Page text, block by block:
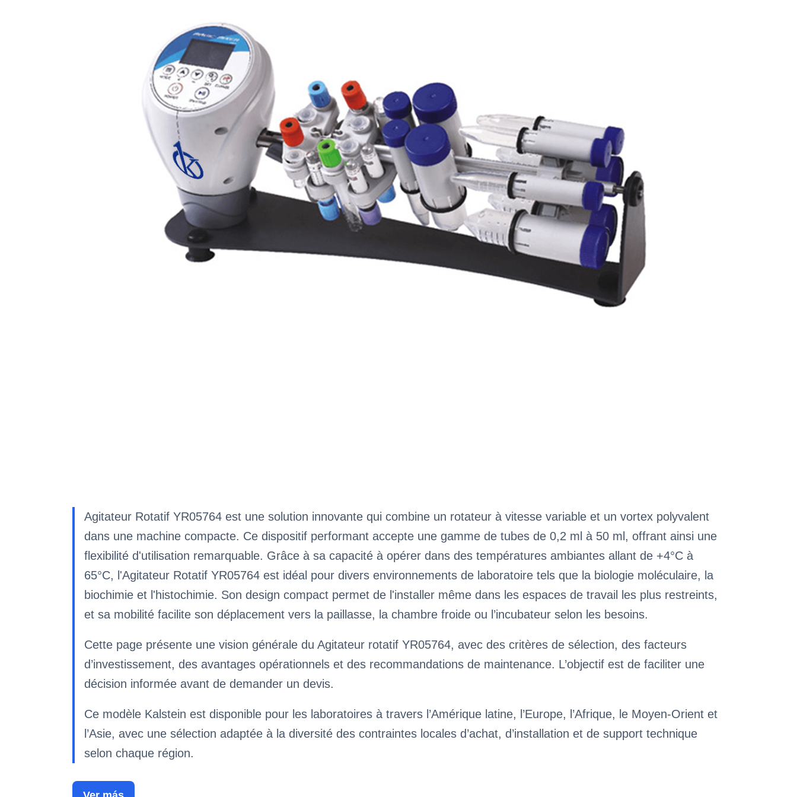
Agitateur Rotatif YR05764 est une solution innovante qui combine un rotateur à vitesse variable et un vortex polyvalent
dans une machine compacte. Ce dispositif performant accepte une gamme de tubes de 0,2 ml à 50 ml, offrant ainsi une
flexibilité d'utilisation remarquable. Grâce à sa capacité à opérer dans des températures ambiantes allant de +4°C à
65°C, l'Agitateur Rotatif YR05764 est idéal pour divers environnements de laboratoire tels que la biologie moléculaire, la
biochimie et l'histochimie. Son design compact permet de l'installer même dans les espaces de travail les plus restreints,
et sa mobilité facilite son déplacement vers la paillasse, la chambre froide ou l’incubateur selon les besoins.
Cette page présente une vision générale du Agitateur rotatif YR05764, avec des critères de sélection, des facteurs
d’investissement, des avantages opérationnels et des recommandations de maintenance. L’objectif est de faciliter une
décision informée avant de demander un devis.
Ce modèle Kalstein est disponible pour les laboratoires à travers l’Amérique latine, l’Europe, l’Afrique, le Moyen-Orient et
l’Asie, avec une sélection adaptée à la diversité des contraintes locales d’achat, d’installation et de support technique
selon chaque région.